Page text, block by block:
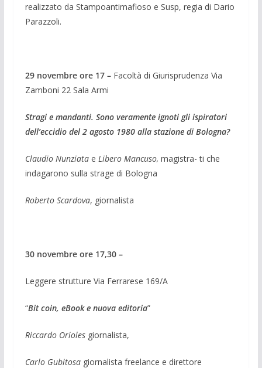
realizzato da Stampoantimafioso e Susp, regia di Dario
Parazzoli.
29 novembre ore 17 – Facoltà di Giurispru­denza Via
Zamboni 22 Sala Armi
Stragi e mandanti. Sono veramente ignoti gli ispiratori
dell’eccidio del 2 agosto 1980 alla stazione di Bologna?
Claudio Nunziatae Libero Mancuso, magistra- t­i che
indagarono sulla strage di Bolo­gna
Roberto Scardova, giornalista
30 novembre ore 17,30 –
Leggere strutture Via Ferrarese 169/A
“Bit coin, eBook e nuova editoria”
Riccardo Oriolesgiornalista,
Carlo Gubitosagiornalista freelance e diret­tore